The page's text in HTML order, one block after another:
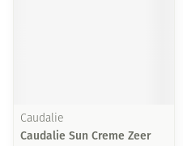
Caudalie
Caudalie Sun Creme Zeer